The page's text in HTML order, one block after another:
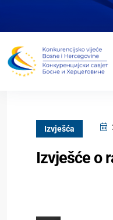
Izvješća
Izvješće o